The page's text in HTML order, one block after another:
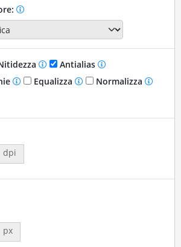
Antialias
Equalizza
Normalizza
dpi
px